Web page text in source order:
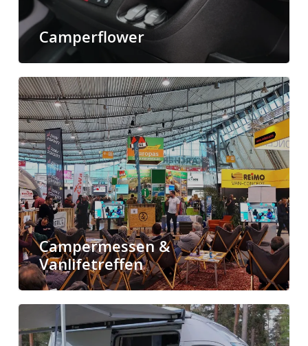
Camperflower
Campermessen &
Vanlifetreffen